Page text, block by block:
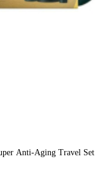
Anti-Aging Travel Set